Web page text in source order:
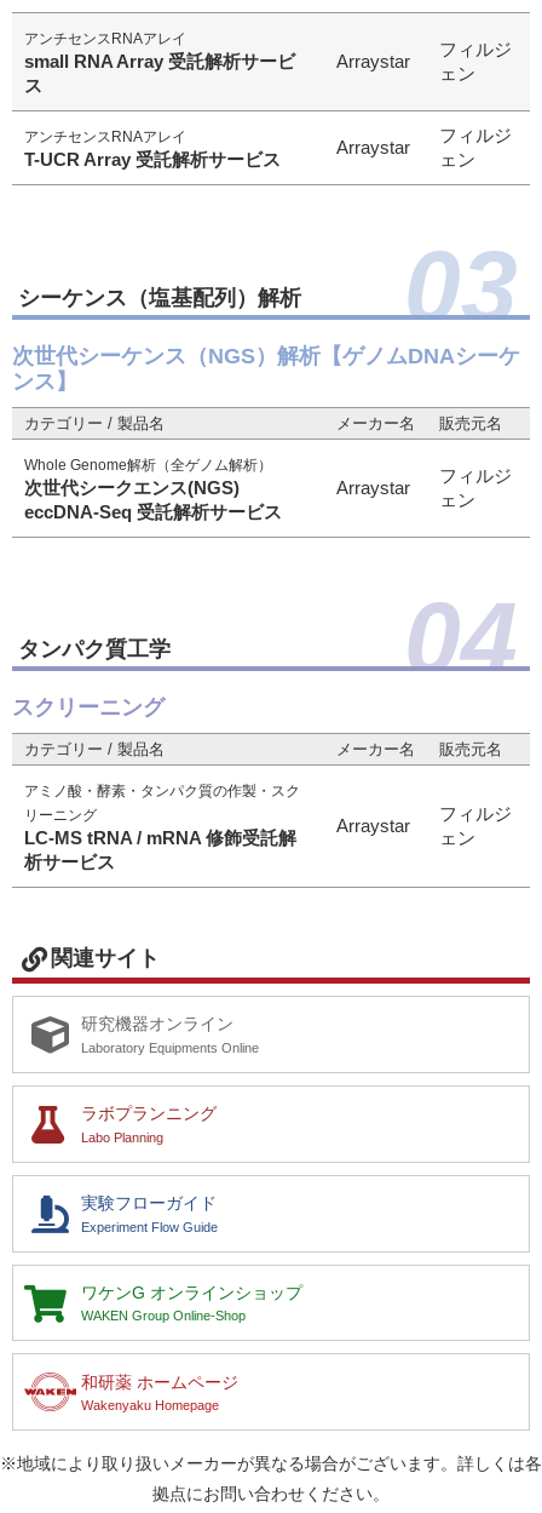
アンチセンスRNAアレイ
small RNA Array 受託解析サービ
ス
Arraystar
フィルジ
ェン
アンチセンスRNAアレイ
T-UCR Array 受託解析サービス
Arraystar
フィルジ
ェン
シーケンス（塩基配列）解析 03
次世代シーケンス（NGS）解析【ゲノムDNAシーケ
ンス】
カテゴリー / 製品名 メーカー名 販売元名
Whole Genome解析（全ゲノム解析）
次世代シークエンス(NGS)
eccDNA-Seq 受託解析サービス
Arraystar
フィルジ
ェン
タンパク質工学 04
スクリーニング
カテゴリー / 製品名 メーカー名 販売元名
アミノ酸・酵素・タンパク質の作製・スク
リーニング
LC-MS tRNA / mRNA 修飾受託解
析サービス
Arraystar
フィルジ
ェン
関連サイト
研究機器オンライン
Laboratory Equipments Online
ラボプランニング
Labo Planning
実験フローガイド
Experiment Flow Guide
ワケンG オンラインショップ
WAKEN Group Online-Shop
和研薬 ホームページ
Wakenyaku Homepage
※地域により取り扱いメーカーが異なる場合がございます。詳しくは各
拠点にお問い合わせください。